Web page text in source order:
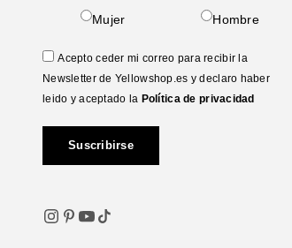
Mujer Hombre
Acepto ceder mi correo para recibir la
Newsletter de Yellowshop.es y declaro haber
leido y aceptado la Política de privacidad
Suscribirse